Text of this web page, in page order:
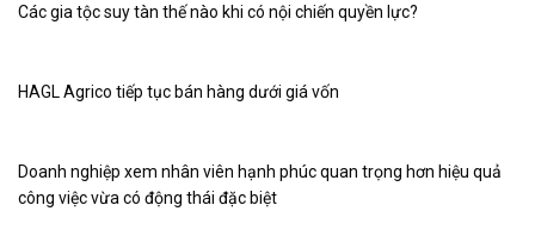
Các gia tộc suy tàn thế nào khi có nội chiến quyền lực?
HAGL Agrico tiếp tục bán hàng dưới giá vốn
Doanh nghiệp xem nhân viên hạnh phúc quan trọng hơn hiệu quả
công việc vừa có động thái đặc biệt